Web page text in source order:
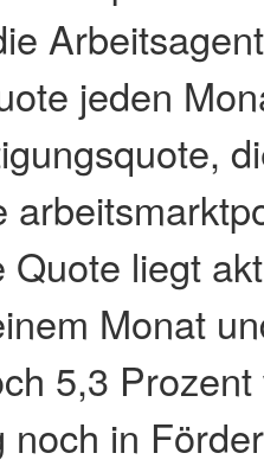
jeden
Quote liegt
Monat
5,3
noch in